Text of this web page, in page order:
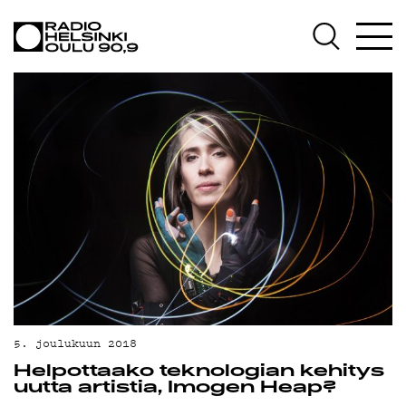
AJANKOHTAISTA
OHJELMAT
TEKIJÄT
ON-DEMAND
PODCAST
MAINOSTA
YHTEYSTIEDOT
G LIVELAB
YSTÄVÄKLUBI
TIETOSUOJA
5. joulukuun 2018
Helpottaako teknologian kehitys
uutta artistia, Imogen Heap?